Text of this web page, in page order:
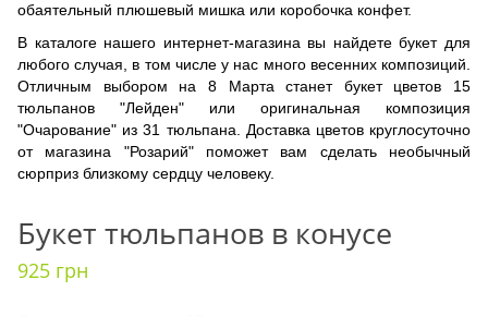
обаятельный плюшевый мишка или коробочка конфет.
В каталоге нашего интернет-магазина вы найдете букет для
любого случая, в том числе у нас много весенних композиций.
Отличным выбором на 8 Марта станет букет цветов 15
тюльпанов "Лейден" или оригинальная композиция
"Очарование" из 31 тюльпана. Доставка цветов круглосуточно
от магазина "Розарий" поможет вам сделать необычный
сюрприз близкому сердцу человеку.
Букет тюльпанов в конусе
925 грн